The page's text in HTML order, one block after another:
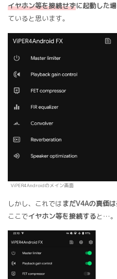
イヤホン等を接続せずに起動した
ていると思います。
ViPER4Androidのメイン画面
しかし、これでは まだV4Aの真価
ここでイヤホン等を接続すると…。